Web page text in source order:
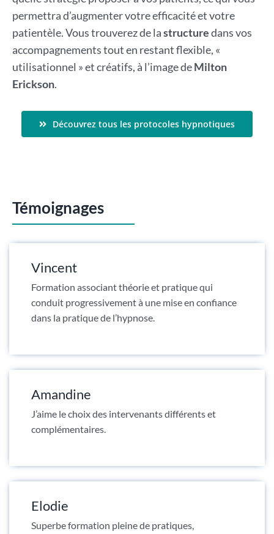
permettra d’augmenter votre efficacité et votre
patientèle. Vous trouverez de lastructuredans vos
accompagnements tout en restant flexible, «
utilisationnel » et créatifs, à l’image deMilton
Erickson.
Découvrez tous les protocoles hypnotiques
Témoignages
Vincent
Formation associant théorie et pratique qui
conduit progressivement à une mise en confiance
dans la pratique de l’hypnose.
Amandine
J’aime le choix des intervenants différents et
complémentaires.
Elodie
Superbe formation pleine de pratiques,